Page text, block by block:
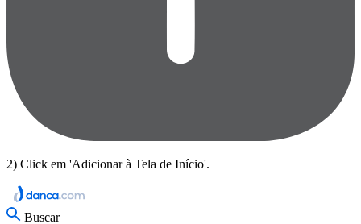
2) Click em 'Adicionar à Tela de Início'.
Buscar